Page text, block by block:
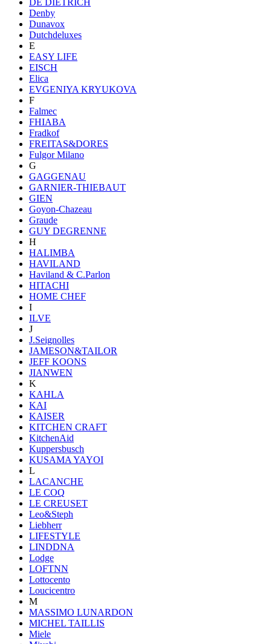
Denby
Dunavox
Dutchdeluxes
E
EASY LIFE
EISCH
Elica
EVGENIYA KRYUKOVA
F
Falmec
FHIABA
Fradkof
FREITAS&DORES
Fulgor Milano
G
GAGGENAU
GARNIER-THIEBAUT
GIEN
Goyon-Chazeau
Graude
GUY DEGRENNE
H
HALIMBA
HAVILAND
Haviland & C.Parlon
HITACHI
HOME CHEF
I
ILVE
J
J.Seignolles
JAMESON&TAILOR
JEFF KOONS
JIANWEN
K
KAHLA
KAI
KAISER
KITCHEN CRAFT
KitchenAid
Kuppersbusch
KUSAMA YAYOI
L
LACANCHE
LE COQ
LE CREUSET
Leo&Steph
Liebherr
LIFESTYLE
LINDDNA
Lodge
LOFTNN
Lottocento
Loucicentro
M
MASSIMO LUNARDON
MICHEL TAILLIS
Miele